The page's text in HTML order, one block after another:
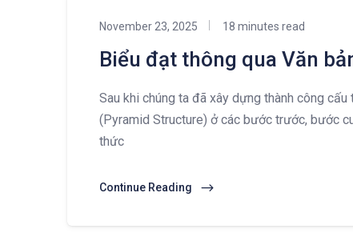
November 23, 2025 18 minutes read
Biểu đạt thông qua Văn
Sau khi chúng ta đã xây dựng thành công
(Pyramid Structure) ở các bước trước, bước
thức
Continue Reading